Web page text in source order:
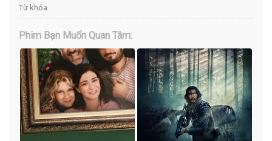
Từ khóa
Phim Bạn Muốn Quan Tâm: